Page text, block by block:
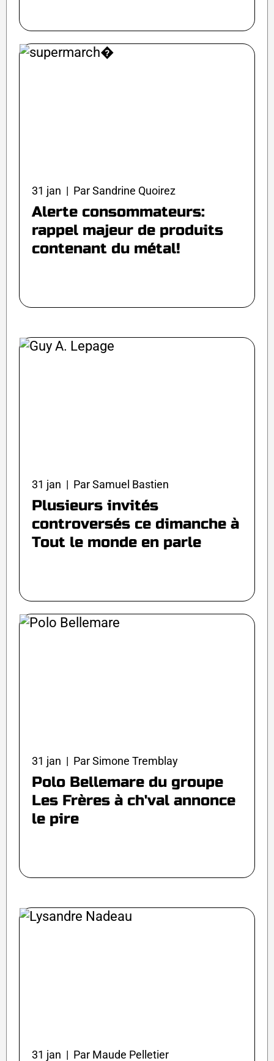
31 jan | Par Sandrine Quoirez
Alerte consommateurs:
rappel majeur de produits
contenant du métal!
31 jan | Par Samuel Bastien
Plusieurs invités
controversés ce dimanche à
Tout le monde en parle
31 jan | Par Simone Tremblay
Polo Bellemare du groupe
Les Frères à ch'val annonce
le pire
31 jan | Par Maude Pelletier